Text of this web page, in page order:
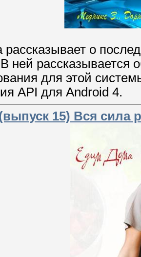
рассказывает о
ней рассказывается
для этой
API для Android 4.
15) Вся сила